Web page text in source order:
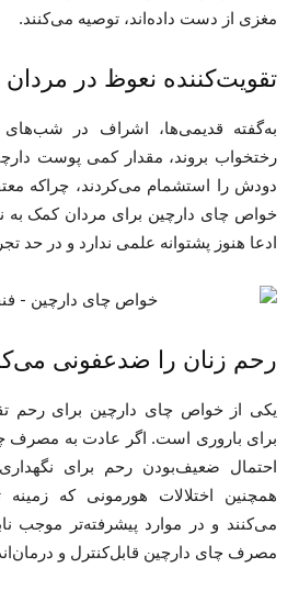
مغزی از دست داده‌اند، توصیه می‌کنند.
تقویت‌کننده نعوظ در
به‌گفته‌ قدیمی‌ها، اشراف در شب‌های
رختخواب بروند، مقدار کمی پوست
دودش را استشمام می‌کردند، چراکه
خواص چای دارچین برای مردان کمک به
ادعا هنوز پشتوانه علمی ندارد و در حد
رحم زنان را ضدعفونی
یکی از خواص چای دارچین برای رحم
برای باروری است. اگر عادت به مصرف
احتمال ضعیف‌بودن رحم برای
همچنین اختلالات هورمونی که زمینه
می‌کنند و در موارد پیشرفته‌تر موجب
مصرف چای دارچین قابل‌کنترل و